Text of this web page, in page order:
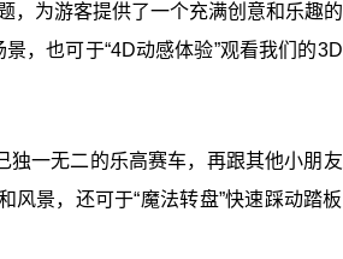
，为游客提供了一个充满创意和乐趣的
，也可于“4D动感体验”观看我们的3D
独一无二的乐高赛车，再跟其他小朋友
风景，还可于“魔法转盘”快速踩动踏板